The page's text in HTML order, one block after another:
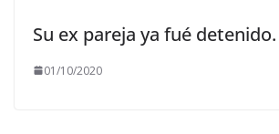
Su ex pareja ya fué detenido.
01/10/2020